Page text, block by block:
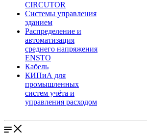
CIRCUTOR
Системы управления
зданием
Распределение и
автоматизация
среднего напряжения
ENSTO
Кабель
КИПиА для
промышленных
систем учёта и
управления расходом